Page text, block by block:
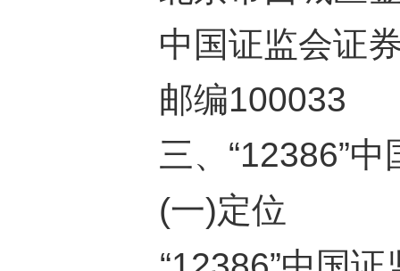
中国证监会证
邮编100033
三、“12386”
(一)定位